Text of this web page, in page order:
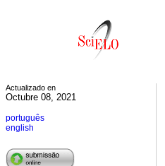
Actualizado en
Octubre 08, 2021
português
english